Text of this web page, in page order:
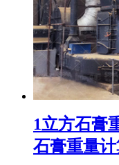
1立方石膏
石膏重量